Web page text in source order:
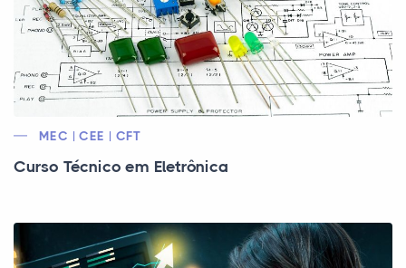
MEC | CEE | CFT
Curso Técnico em Eletrônica